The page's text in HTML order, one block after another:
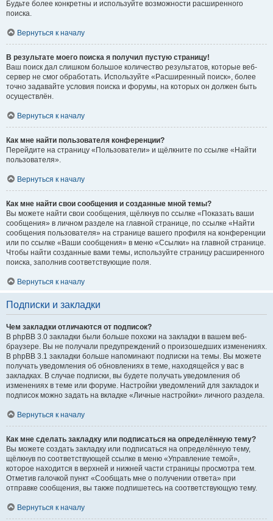
Будьте более конкретны и используйте возможности расширенного
поиска.
Вернуться к началу
В результате моего поиска я получил пустую страницу!
Ваш поиск дал слишком большое количество результатов, которые веб-
сервер не смог обработать. Используйте «Расширенный поиск», более
точно задавайте условия поиска и форумы, на которых он должен быть
осуществлён.
Вернуться к началу
Как мне найти пользователя конференции?
Перейдите на страницу «Пользователи» и щёлкните по ссылке «Найти
пользователя».
Вернуться к началу
Как мне найти свои сообщения и созданные мной темы?
Вы можете найти свои сообщения, щёлкнув по ссылке «Показать ваши
сообщения» в личном разделе на главной странице, по ссылке «Найти
сообщения пользователя» на странице вашего профиля на конференции
или по ссылке «Ваши сообщения» в меню «Ссылки» на главной странице.
Чтобы найти созданные вами темы, используйте страницу расширенного
поиска, заполнив соответствующие поля.
Вернуться к началу
Подписки и закладки
Чем закладки отличаются от подписок?
В phpBB 3.0 закладки были больше похожи на закладки в вашем веб-
браузере. Вы не получали предупреждений о произошедших изменениях.
В phpBB 3.1 закладки больше напоминают подписки на темы. Вы можете
получать уведомления об обновлениях в теме, находящейся у вас в
закладках. В случае подписки, вы будете получать уведомления об
изменениях в теме или форуме. Настройки уведомлений для закладок и
подписок можно задать на вкладке «Личные настройки» личного раздела.
Вернуться к началу
Как мне сделать закладку или подписаться на определённую тему?
Вы можете создать закладку или подписаться на определённую тему,
щёлкнув по соответствующей ссылке в меню «Управление темой»,
которое находится в верхней и нижней части страницы просмотра тем.
Отметив галочкой пункт «Сообщать мне о получении ответа» при
отправке сообщения, вы также подпишетесь на соответствующую тему.
Вернуться к началу